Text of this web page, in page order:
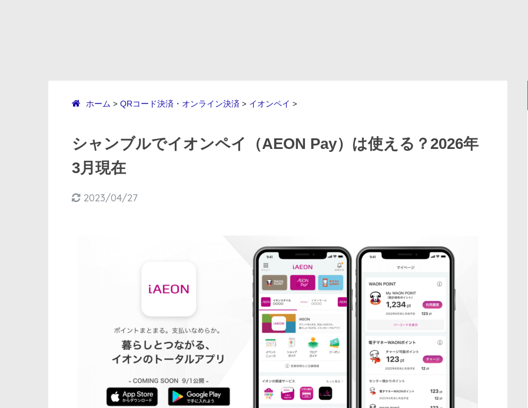
ホーム > QRコード決済・オンライン決済 > イオンペイ >
シャンブルでイオンペイ（AEON Pay）は使える？2026年
3月現在
2023/04/27